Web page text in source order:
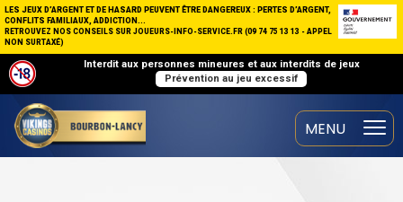
LES JEUX D’ARGENT ET DE HASARD PEUVENT ÊTRE DANGEREUX : PERTES D’ARGENT,
CONFLITS FAMILIAUX, ADDICTION...
RETROUVEZ NOS CONSEILS SUR JOUEURS-INFO-SERVICE.FR (09 74 75 13 13 - APPEL
NON SURTAXÉ)
Interdit aux personnes mineures et aux interdits de jeux
Prévention au jeu excessif